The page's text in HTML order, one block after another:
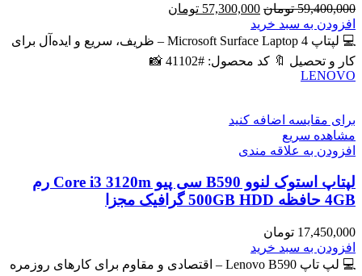
59,400,000 تومان قیمت
اصلی
59,400,000 تومان
57,300,000 تومان
57,300,000 تومان
است.
افزودن به سبد خرید
💻 لپتاپ Microsoft Surface Laptop 4 – ظریف، سریع و ایده‌آل برای
کار و تحصیل 🔖 کد محصول: #41102 📸
LENOVO
برای مقایسه اضافه کنید
مشاهده سریع
افزودن به علاقه مندی
لپتاپ استوک لنوو B590 سی پیو Core i3 3120m رم
4GB حافظه 500GB HDD گرافیک مجزا
17,450,000 تومان
افزودن به سبد خرید
💻 لپ تاپ Lenovo B590 – اقتصادی و مقاوم برای کارهای روزمره